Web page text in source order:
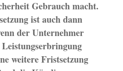
Gebrauch macht.
ist auch dann
der Unternehmer
weitere Fristsetzung